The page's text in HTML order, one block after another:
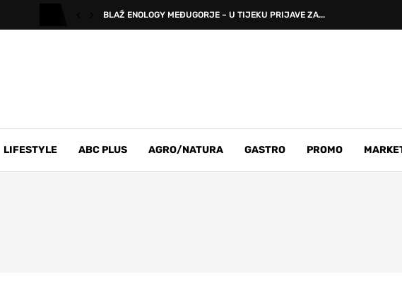
BLAŽ ENOLOGY MEĐUGORJE – U TIJEKU PRIJAVE ZA...
LIFESTYLE ABC PLUS AGRO/NATURA GASTRO PROMO